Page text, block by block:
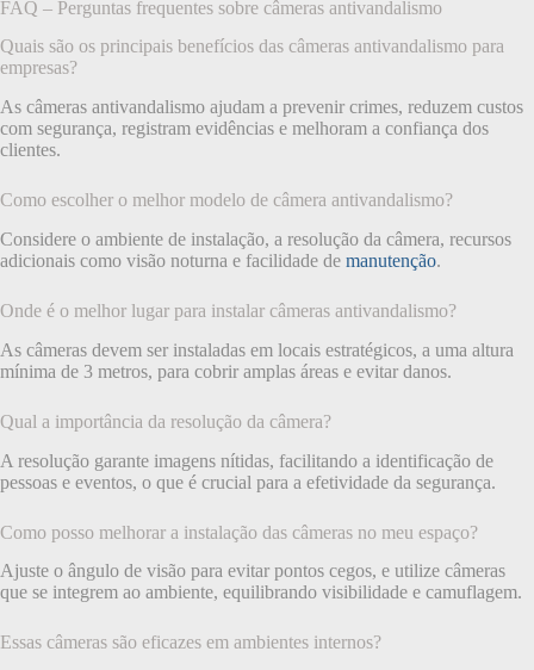
FAQ – Perguntas frequentes sobre câmeras antivandalismo
Quais são os principais benefícios das câmeras antivandalismo para
empresas?
As câmeras antivandalismo ajudam a prevenir crimes, reduzem custos
com segurança, registram evidências e melhoram a confiança dos
clientes.
Como escolher o melhor modelo de câmera antivandalismo?
Considere o ambiente de instalação, a resolução da câmera, recursos
adicionais como visão noturna e facilidade de manutenção.
Onde é o melhor lugar para instalar câmeras antivandalismo?
As câmeras devem ser instaladas em locais estratégicos, a uma altura
mínima de 3 metros, para cobrir amplas áreas e evitar danos.
Qual a importância da resolução da câmera?
A resolução garante imagens nítidas, facilitando a identificação de
pessoas e eventos, o que é crucial para a efetividade da segurança.
Como posso melhorar a instalação das câmeras no meu espaço?
Ajuste o ângulo de visão para evitar pontos cegos, e utilize câmeras
que se integrem ao ambiente, equilibrando visibilidade e camuflagem.
Essas câmeras são eficazes em ambientes internos?